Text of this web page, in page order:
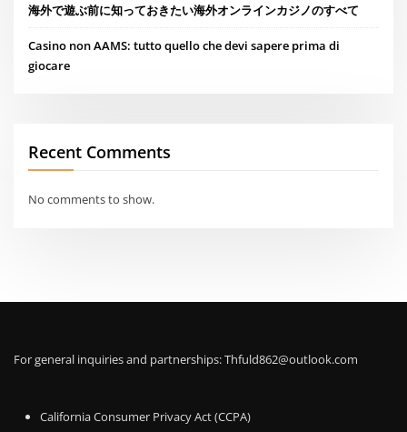
海外で遊ぶ前に知っておきたい海外オンラインカジノのすべて
Casino non AAMS: tutto quello che devi sapere prima di
giocare
Recent Comments
No comments to show.
For general inquiries and partnerships:Thfuld862@outlook.com
California Consumer Privacy Act (CCPA)